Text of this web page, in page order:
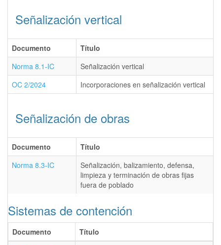
Señalización vertical
Documento
Título
Norma 8.1-IC
Señalización vertical
OC 2/2024
Incorporaciones en señalización vertical
Señalización de obras
Documento
Título
Norma 8.3-IC
Señalización, balizamiento, defensa,
limpieza y terminación de obras fijas
fuera de poblado
Sistemas de contención
Documento
Título